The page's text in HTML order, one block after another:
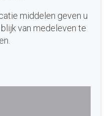
middelen geven u
van medeleven te